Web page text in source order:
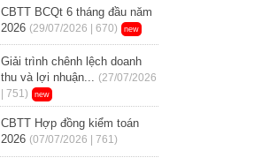
CBTT BCQt 6 tháng đầu năm
2026 (29/07/2026 | 670) new
Giải trình chênh lệch doanh
thu và lợi nhuận... (27/07/2026
| 751)
new
CBTT Hợp đồng kiểm toán
2026 (07/07/2026 | 761)